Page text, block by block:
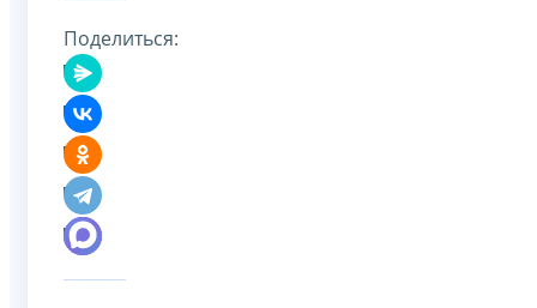
Поделиться: